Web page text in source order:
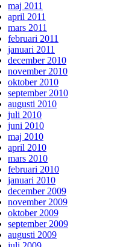
maj 2011
april 2011
mars 2011
februari 2011
januari 2011
december 2010
november 2010
oktober 2010
september 2010
augusti 2010
juli 2010
juni 2010
maj 2010
april 2010
mars 2010
februari 2010
januari 2010
december 2009
november 2009
oktober 2009
september 2009
augusti 2009